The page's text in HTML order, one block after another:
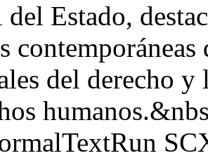
Estado,
contemporáneas
del derecho y